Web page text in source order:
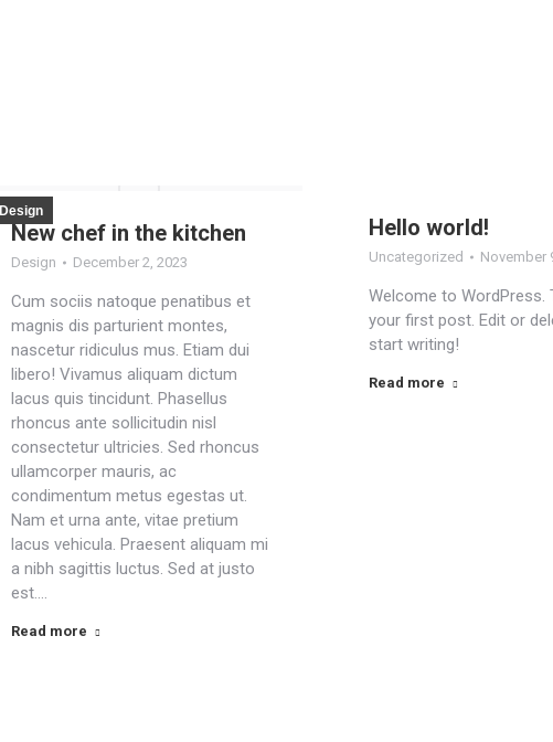
Design
New chef in the kitchen
Design December 2, 2023
Cum sociis natoque penatibus et
magnis dis parturient montes,
nascetur ridiculus mus. Etiam dui
libero! Vivamus aliquam dictum
lacus quis tincidunt. Phasellus
rhoncus ante sollicitudin nisl
consectetur ultricies. Sed rhoncus
ullamcorper mauris, ac
condimentum metus egestas ut.
Nam et urna ante, vitae pretium
lacus vehicula. Praesent aliquam mi
a nibh sagittis luctus. Sed at justo
est.…
Read more
Hello world!
Uncategorized November
Welcome to WordPress.
your first post. Edit or
start writing!
Read more